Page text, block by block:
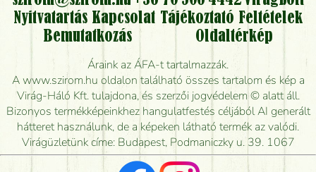
Vidékre is lehet rendelni?
Meddig rendelhetek virágküldést úgy, hogy még ma
kiszállítsák?
Mennyire gyorsan tudják elkészíteni a csokrot, és
mikor tudják leghamarabb kiszállítani?
Vörös rózsát keresek, van önöknél?
Nyitvatartás Kapcsolat Tájékoztató Feltételek
Bemutatkozás
Oldaltérkép
Áraink az ÁFA-t tartalmazzák.
A www.szirom.hu oldalon található összes tartalom és kép a
Virág-Háló Kft. tulajdona, és szerzői jogvédelem © alatt áll.
Bizonyos termékképeinkhez hangulatfestés céljából AI generált
hátteret használunk, de a képeken látható termék az valódi.
Virágüzletünk címe: Budapest, Podmaniczky u. 39. 1067